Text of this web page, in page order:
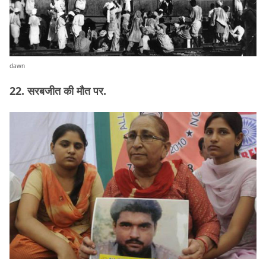
dawn
22. सरबजीत की मौत पर.